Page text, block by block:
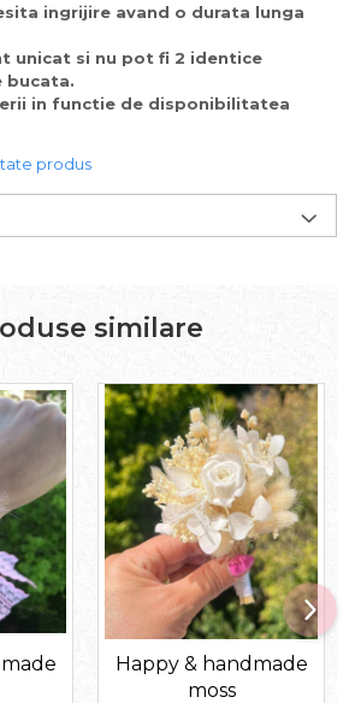
ingrijire avand o durata lunga
unicat si nu pot fi 2 identice
bucata.
in functie de disponibilitatea
produs
similare
Happy & handmade
moss